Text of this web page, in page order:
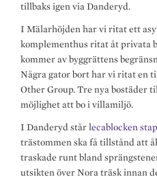
tillbaks igen via Danderyd.
I Mälarhöjden har vi ritat ett
komplementhus ritat åt privata
kommer av byggrättens
Några gator bort har vi ritat en
Other Group. Tre nya bostäder
möjlighet att bo i villamiljö.
I Danderyd står lecablocken
trästommen ska få tillstånd att
traskade runt bland
utsikten över Nora träsk innan